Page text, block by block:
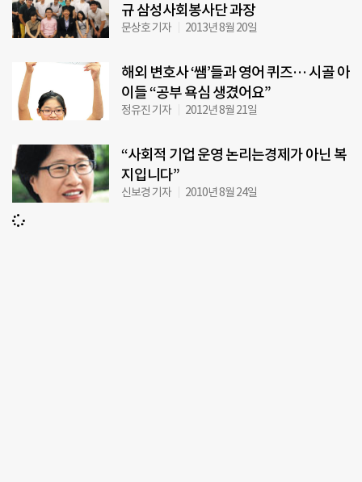
규 삼성사회봉사단 과장
문상호 기자 2013년 8월 20일
해외 변호사 ‘쌤’들과 영어 퀴즈… 시골 아
이들 “공부 욕심 생겼어요”
정유진 기자 2012년 8월 21일
“사회적 기업 운영 논리는경제가 아닌 복
지입니다”
신보경 기자 2010년 8월 24일